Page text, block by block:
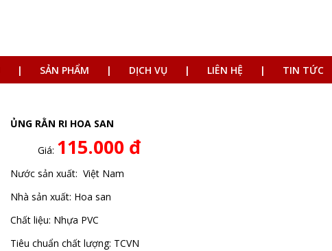
SẢN PHẨM DỊCH VỤ LIÊN HỆ TIN TỨC
ỦNG RẰN RI HOA SAN
Giá: 115.000 đ
Nước sản xuất: Việt Nam
Nhà sản xuất: Hoa san
Chất liệu: Nhựa PVC
Tiêu chuẩn chất lượng: TCVN